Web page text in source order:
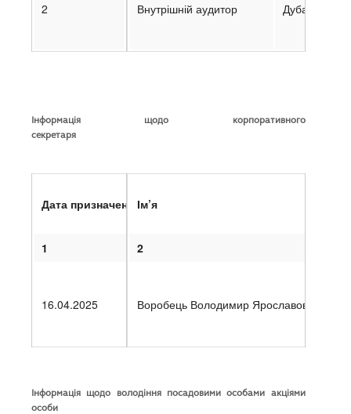
Внутрішній аудитор Дубас Ігор
2
Інформація щодо корпоративного
секретаря
Ім’я
2
Воробець Володимир Ярославович
Дата призначення особи на посаду корпоративного
1
16.04.2025
Інформація щодо володіння посадовими особами акціями
особи